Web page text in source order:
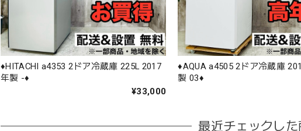
♦️HITACHI a4353 2ドア冷蔵庫 225L 2017
年製 -♦️
¥33,000
♦️AQUA a4505 2ドア冷蔵庫
製 03♦️
最近チェックした